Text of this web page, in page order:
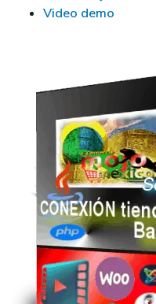
Video demo